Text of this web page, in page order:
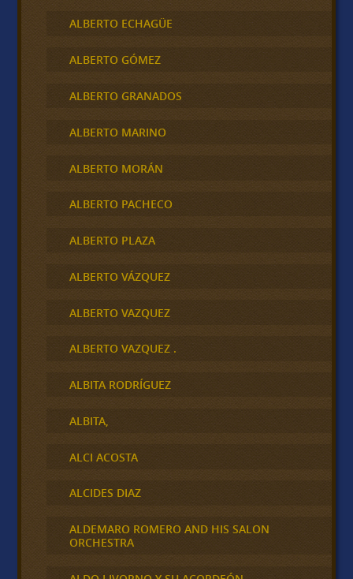
ALBERTO ECHAGÜE
ALBERTO GÓMEZ
ALBERTO GRANADOS
ALBERTO MARINO
ALBERTO MORÁN
ALBERTO PACHECO
ALBERTO PLAZA
ALBERTO VÁZQUEZ
ALBERTO VAZQUEZ
ALBERTO VAZQUEZ .
ALBITA RODRÍGUEZ
ALBITA,
ALCI ACOSTA
ALCIDES DIAZ
ALDEMARO ROMERO AND HIS SALON
ORCHESTRA